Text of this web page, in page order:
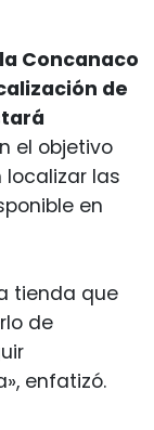
la Concanaco
de
el objetivo
las
en
tienda que
de
enfatizó.